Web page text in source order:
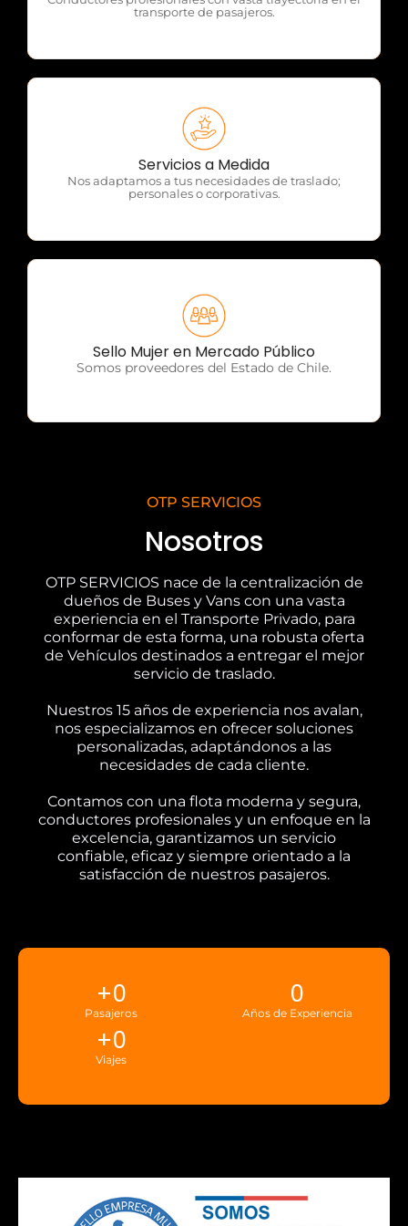
transporte de pasajeros.
Servicios a Medida
Nos adaptamos a tus necesidades de traslado;
personales o corporativas.
OTP Servicios
Sello Mujer en Mercado Público
Somos proveedores del Estado de Chile.
OTP Servicios
OTP SERVICIOS
Nosotros
OTP SERVICIOS nace de la centralización de
dueños de Buses y Vans con una vasta
experiencia en el Transporte Privado, para
conformar de esta forma, una robusta oferta
de Vehículos destinados a entregar el mejor
servicio de traslado.
Nuestros 15 años de experiencia nos avalan,
nos especializamos en ofrecer soluciones
personalizadas, adaptándonos a las
necesidades de cada cliente.
Contamos con una flota moderna y segura,
conductores profesionales y un enfoque en la
excelencia, garantizamos un servicio
confiable, eficaz y siempre orientado a la
satisfacción de nuestros pasajeros.
Pasajeros
+0
Años de Experiencia
0
Viajes
+0